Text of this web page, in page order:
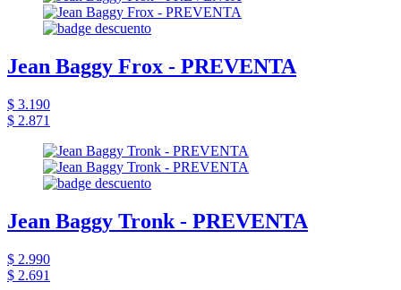
Jean Baggy Frox - PREVENTA
$ 3.190
$ 2.871
Jean Baggy Tronk - PREVENTA
$ 2.990
$ 2.691